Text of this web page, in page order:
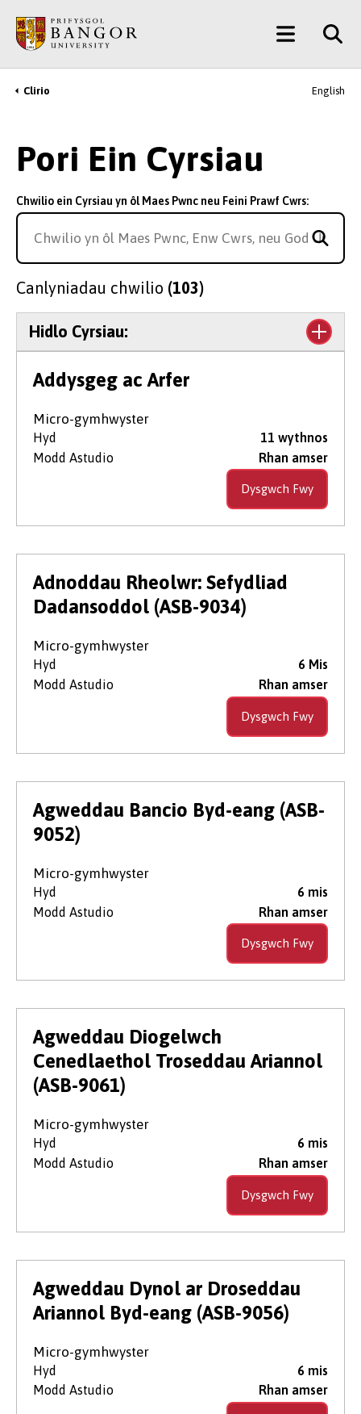
Prif
Gynnwys
Main
Menu
Breadcrumb
Clirio English
Pori Ein Cyrsiau
Chwilio ein Cyrsiau yn ôl Maes Pwnc neu Feini Prawf Cwrs:
Canlyniadau chwilio (103)
Hidlo Cyrsiau:
Lefel Astudio
Dull Astudio'r Cwrs
Maes Pwnc
Addysgeg ac Arfer
Micro-gymhwyster
Hyd
11 wythnos
Modd Astudio
Rhan amser
Dysgwch Fwy
Adnoddau Rheolwr: Sefydliad
Dadansoddol (ASB-9034)
Micro-gymhwyster
Hyd
6 Mis
Modd Astudio
Rhan amser
Dysgwch Fwy
Agweddau Bancio Byd-eang (ASB-
9052)
Micro-gymhwyster
Hyd
6 mis
Modd Astudio
Rhan amser
Dysgwch Fwy
Agweddau Diogelwch
Cenedlaethol Troseddau Ariannol
(ASB-9061)
Micro-gymhwyster
Hyd
6 mis
Modd Astudio
Rhan amser
Dysgwch Fwy
Agweddau Dynol ar Droseddau
Ariannol Byd-eang (ASB-9056)
Micro-gymhwyster
Hyd
6 mis
Modd Astudio
Rhan amser